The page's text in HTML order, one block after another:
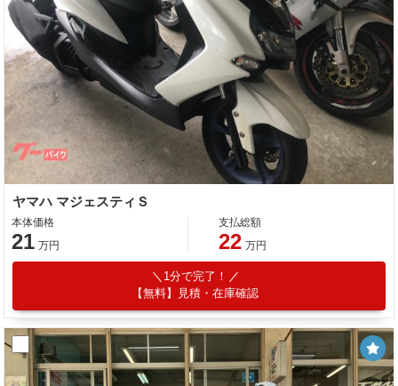
ヤマハ マジェスティＳ
本体価格
21 万円
支払総額
22 万円
1分で完了！
【無料】見積・在庫確認